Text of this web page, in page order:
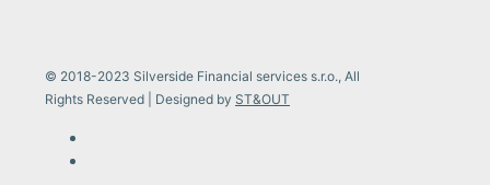
© 2018-2023 Silverside Financial services s.r.o., All
Rights Reserved | Designed by ST&OUT